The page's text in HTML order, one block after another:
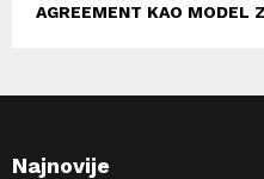
AGREEMENT KAO MODEL
Najnovije